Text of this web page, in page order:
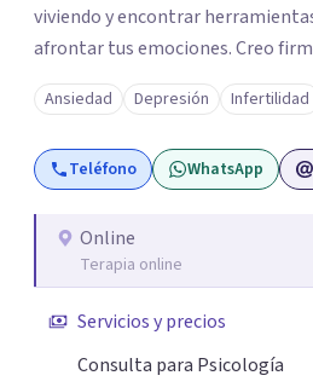
viviendo y encontrar
afrontar tus emociones. Creo
psicológica no significa tener
permitirse contar con un espacio
comprender lo que sucede y
formas de afrontar aquello que
Ansiedad Depresión Infertilidad
Teléfono WhatsApp
Online
Terapia online
Servicios y precios
Consulta para Psicología